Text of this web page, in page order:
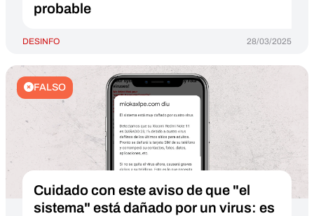
probable
DESINFO 28/03/2025
FALSO
Cuidado con este aviso de que "el
sistema" está dañado por un virus: es